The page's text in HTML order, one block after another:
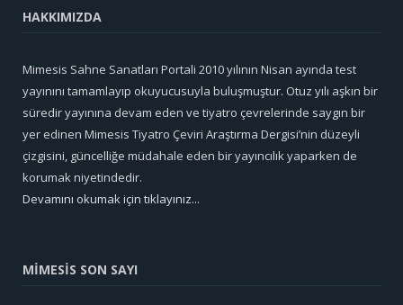
HAKKIMIZDA
Mimesis Sahne Sanatları Portali 2010 yılının Nisan ayında test
yayınını tamamlayıp okuyucusuyla buluşmuştur. Otuz yılı aşkın bir
süredir yayınına devam eden ve tiyatro çevrelerinde saygın bir
yer edinen Mimesis Tiyatro Çeviri Araştırma Dergisi’nin düzeyli
çizgisini, güncelliğe müdahale eden bir yayıncılık yaparken de
korumak niyetindedir.
Devamını okumak için tıklayınız...
MİMESİS SON SAYI